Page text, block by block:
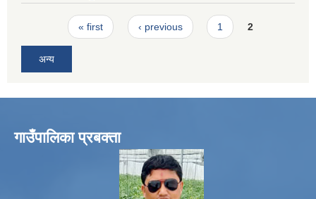
Pages« first ‹ previous 1 2
अन्य
गाउँपालिका प्रबक्ता